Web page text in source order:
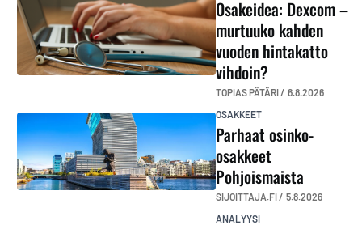
Osakeidea: Dexcom –
murtuuko kahden
vuoden hintakatto
vihdoin?
TOPIAS PÄTÄRI / 6.8.2026
OSAKKEET
Parhaat osinko-
osakkeet
Pohjoismaista
SIJOITTAJA.FI / 5.8.2026
ANALYYSI